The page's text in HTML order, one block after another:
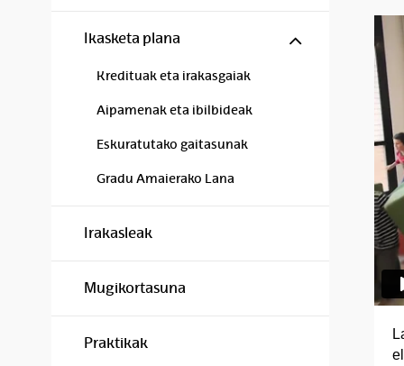
Ikasketa plana Show/hide
Kredituak eta irakasgaiak
Aipamenak eta ibilbideak
Eskuratutako gaitasunak
Gradu Amaierako Lana
Irakasleak
Mugikortasuna
Praktikak